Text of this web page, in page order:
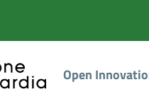
Open